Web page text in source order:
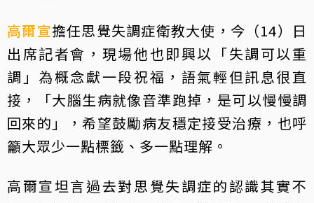
高爾宣擔任思覺失調症衛教大使，今（14）日
出席記者會，現場他也即興以「失調可以重
調」為概念獻一段祝福，語氣輕但訊息很直
接，「大腦生病就像音準跑掉，是可以慢慢調
回來的」，希望鼓勵病友穩定接受治療，也呼
籲大眾少一點標籤、多一點理解。
高爾宣坦言過去對思覺失調症的認識其實不